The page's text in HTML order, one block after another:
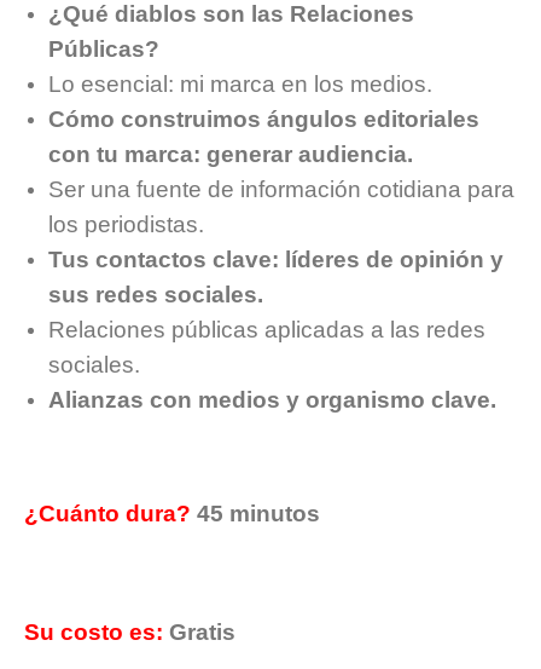
¿Qué diablos son las Relaciones
Públicas?
Lo esencial: mi marca en los medios.
Cómo construimos ángulos editoriales
con tu marca: generar audiencia.
Ser una fuente de información cotidiana para
los periodistas.
Tus contactos clave: líderes de opinión y
sus redes sociales.
Relaciones públicas aplicadas a las redes
sociales.
Alianzas con medios y organismo clave.
¿Cuánto dura? 45 minutos
Su costo es: Gratis